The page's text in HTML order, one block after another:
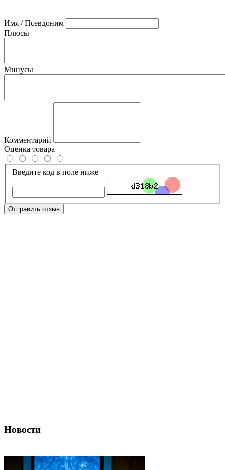
Имя / Псевдоним
Плюсы
Минусы
Комментарий
Оценка товара
Введите код в поле ниже
Отправить отзыв
Новости